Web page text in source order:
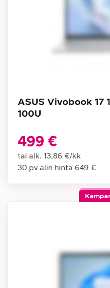
ASUS Vivobook 17
100U
499 €
tai alk. 13,86 €/kk
30 pv alin hinta 649 €